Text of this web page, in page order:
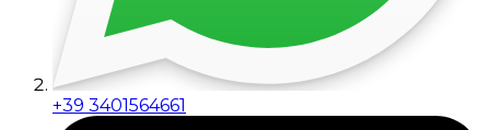
+39 3401564661